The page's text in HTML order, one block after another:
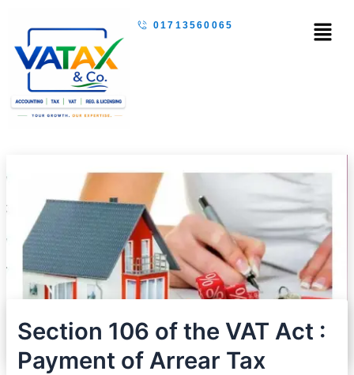
content
01713560065 Menu
Section 106 of the VAT Act :
Payment of Arrear Tax